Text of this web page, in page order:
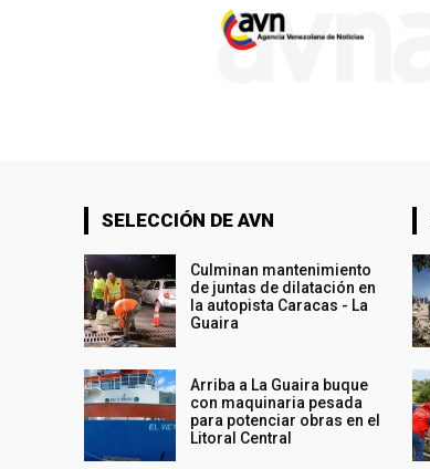
SELECCIÓN DE AVN
Culminan mantenimiento
de juntas de dilatación en
la autopista Caracas - La
Guaira
Arriba a La Guaira buque
con maquinaria pesada
para potenciar obras en el
Litoral Central